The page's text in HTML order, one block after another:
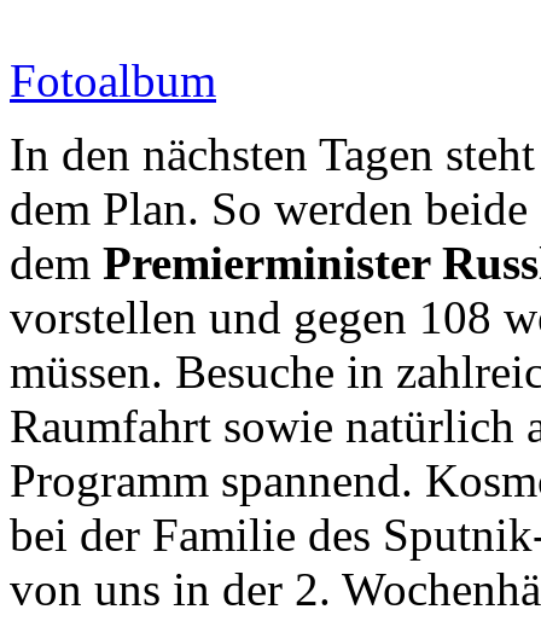
Fotoalbum
In den nächsten Tagen
dem Plan. So werden
dem Premierminister
vorstellen und gegen 108
müssen. Besuche in
Raumfahrt sowie natürlich
Programm spannend.
bei der Familie des
von uns in der 2.